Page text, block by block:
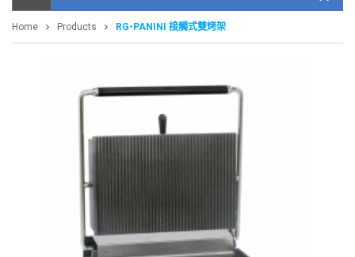
E
S -
Home Products RG-PANINI 接觸式雙烤架